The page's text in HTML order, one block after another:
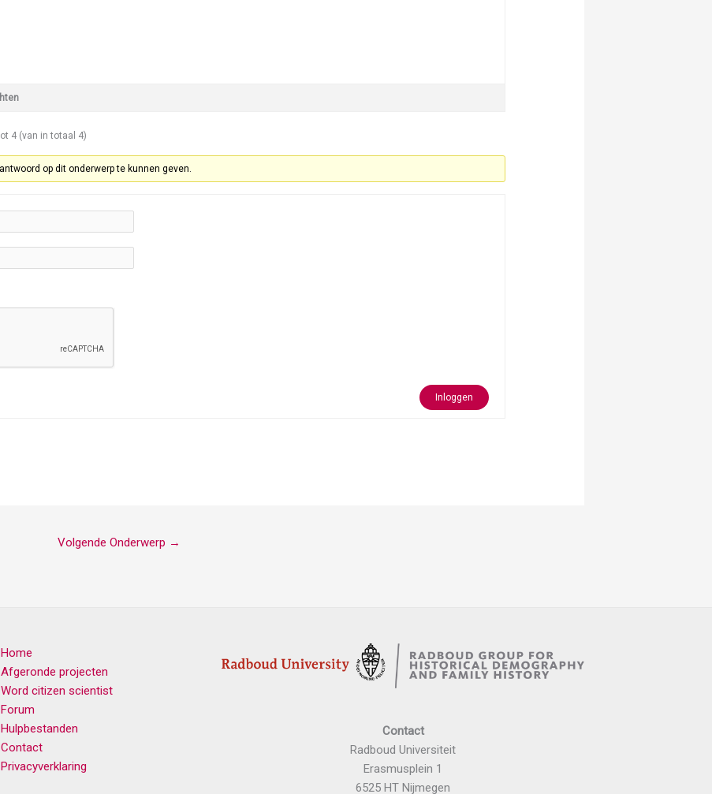
4 (van in totaal 4)
op dit onderwerp te kunnen geven.
Inloggen
Volgende Onderwerp →
Home
Afgeronde projecten
Word citizen scientist
Forum
Hulpbestanden
Contact
Privacyverklaring
Contact
Radboud Universiteit
Erasmusplein 1
6525 HT Nijmegen